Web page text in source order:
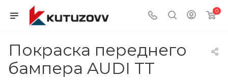
0
Покраска переднего
бампера AUDI TT